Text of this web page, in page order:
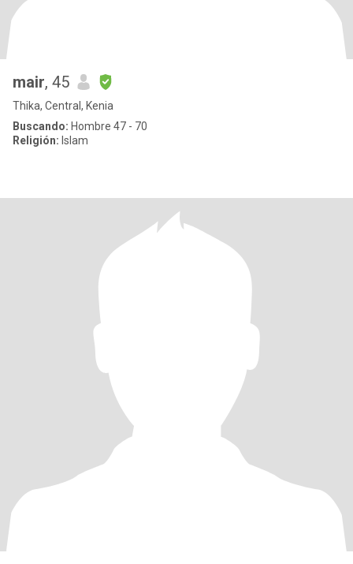
mair, 45
Thika, Central, Kenia
Buscando: Hombre 47 - 70
Religión: Islam